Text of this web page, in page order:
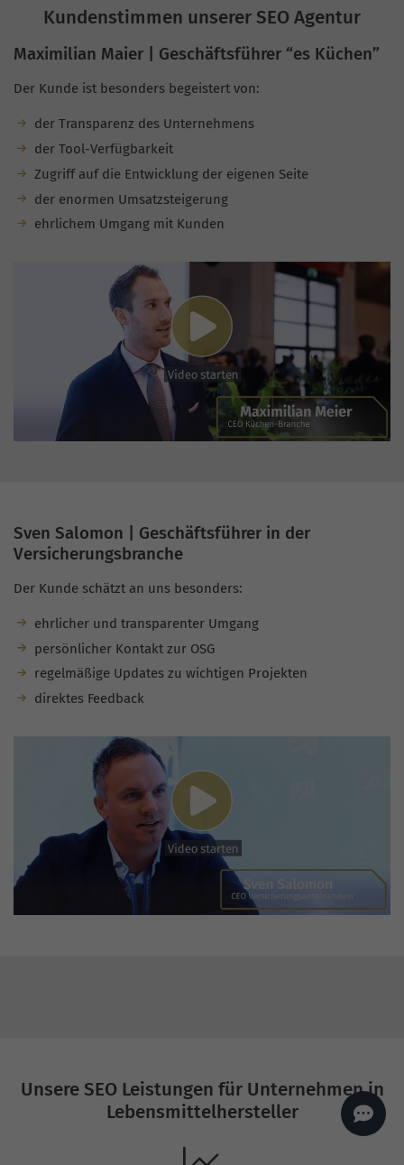
Kundenstimmen unserer SEO Agentur
Maximilian Maier | Geschäftsführer “es Küchen”
Der Kunde ist besonders begeistert von:
der Transparenz des Unternehmens
der Tool-Verfügbarkeit
Zugriff auf die Entwicklung der eigenen Seite
der enormen Umsatzsteigerung
ehrlichem Umgang mit Kunden
Sven Salomon | Geschäftsführer in der
Versicherungsbranche
Der Kunde schätzt an uns besonders:
ehrlicher und transparenter Umgang
persönlicher Kontakt zur OSG
regelmäßige Updates zu wichtigen Projekten
direktes Feedback
Unsere SEO Leistungen für Unternehmen in
Lebensmittelhersteller
Zugang.Zum Angebot.